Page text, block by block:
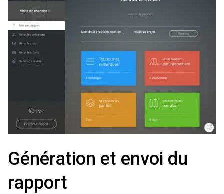
Génération et envoi du
rapport